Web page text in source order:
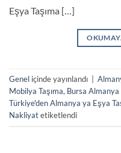
Eşya Taşıma […]
Genel içinde yayınlandı
Mobilya Taşıma, Bursa Almanya
Türkiye'den Almanya ya Eşya
Nakliyatetiketlendi